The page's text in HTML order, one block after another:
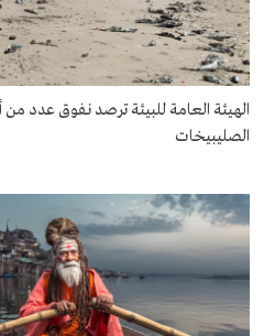
الهيئة العامة للبيئة ترصد نفوق عدد
الصليبيخات